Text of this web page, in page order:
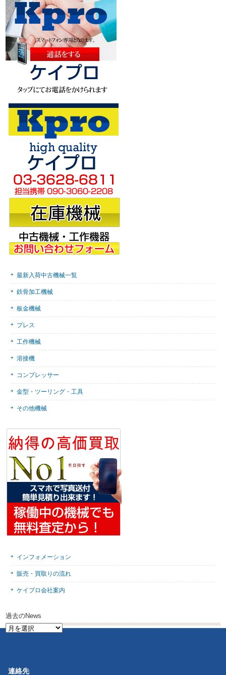
最新入荷中古機械一覧
鉄骨加工機械
板金機械
プレス
工作機械
溶接機
コンプレッサー
金型・ツーリング・工具
その他機械
インフォメーション
販売・買取りの流れ
ケイプロ会社案内
過去のNews
過
連絡先